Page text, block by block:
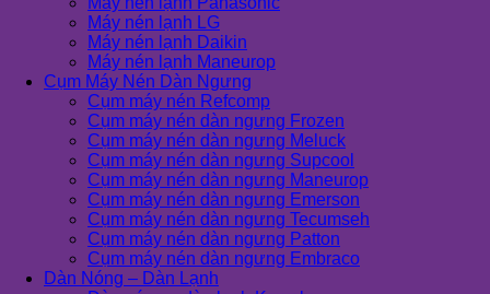
Máy nén lạnh LG
Máy nén lạnh Daikin
Máy nén lạnh Maneurop
Cụm Máy Nén Dàn Ngưng
Cụm máy nén Refcomp
Cụm máy nén dàn ngưng Frozen
Cụm máy nén dàn ngưng Meluck
Cụm máy nén dàn ngưng Supcool
Cụm máy nén dàn ngưng Maneurop
Cụm máy nén dàn ngưng Emerson
Cụm máy nén dàn ngưng Tecumseh
Cụm máy nén dàn ngưng Patton
Cụm máy nén dàn ngưng Embraco
Dàn Nóng – Dàn Lạnh